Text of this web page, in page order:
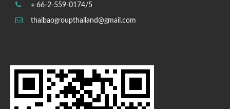
＋66-2-559-0174/5
thaibaogroupthailand@gmail.com